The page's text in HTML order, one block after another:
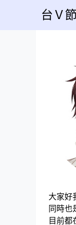
台Ｖ
大家好
同時也
目前都